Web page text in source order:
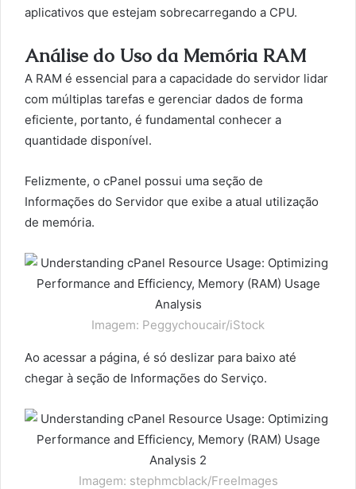
aplicativos que estejam sobrecarregando a CPU.
Análise do Uso da Memória RAM
A RAM é essencial para a capacidade do servidor lidar
com múltiplas tarefas e gerenciar dados de forma
eficiente, portanto, é fundamental conhecer a
quantidade disponível.
Felizmente, o cPanel possui uma seção de
Informações do Servidor que exibe a atual utilização
de memória.
Imagem: Peggychoucair/iStock
Ao acessar a página, é só deslizar para baixo até
chegar à seção de Informações do Serviço.
Imagem: stephmcblack/FreeImages